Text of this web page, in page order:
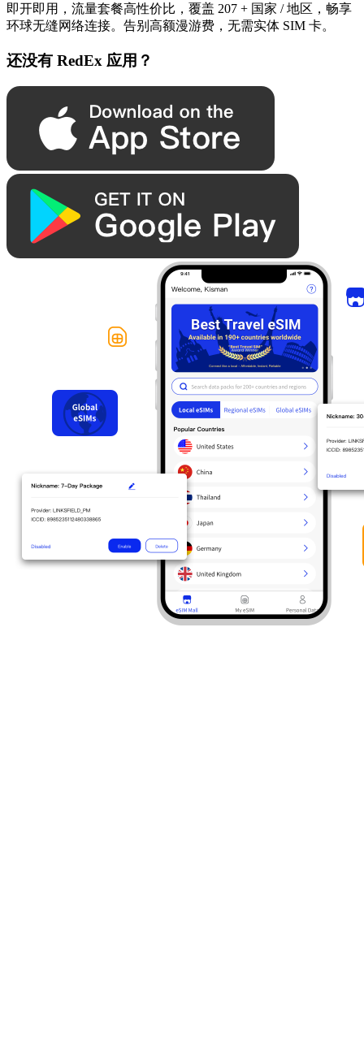
即开即用，流量套餐高性价比，覆盖 207 + 国家 / 地区，畅享
环球无缝网络连接。告别高额漫游费，无需实体 SIM 卡。
还没有 RedEx 应用？